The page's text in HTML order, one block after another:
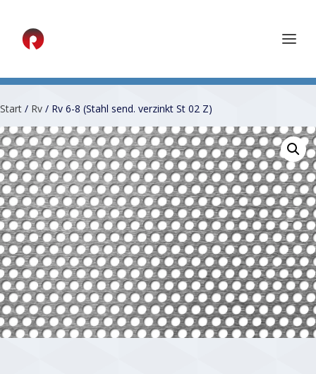
Start / Rv / Rv 6-8 (Stahl send. verzinkt St 02 Z)